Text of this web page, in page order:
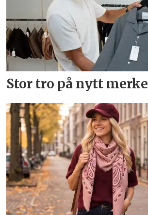
Stor tro på nytt merke